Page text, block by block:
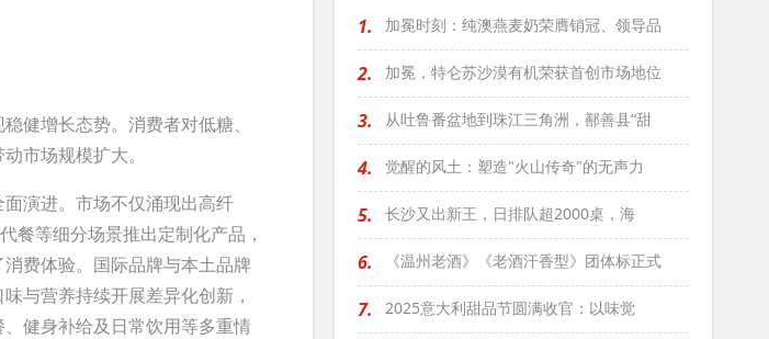
增长态势。消费者对低糖、
市场规模扩大。
演进。市场不仅涌现出高纤
餐等细分场景推出定制化产品，
费体验。国际品牌与本土品牌
与营养持续开展差异化创新，
健身补给及日常饮用等多重情
1. 加冕时刻：纯澳燕麦奶荣膺销冠、领导品
2. 加冕，特仑苏沙漠有机荣获首创市场地位
3. 从吐鲁番盆地到珠江三角洲，鄯善县“甜
4. 觉醒的风土：塑造"火山传奇"的无声力
5. 长沙又出新王，日排队超2000桌，海
6. 《温州老酒》《老酒汗香型》团体标正式
7. 2025意大利甜品节圆满收官：以味觉